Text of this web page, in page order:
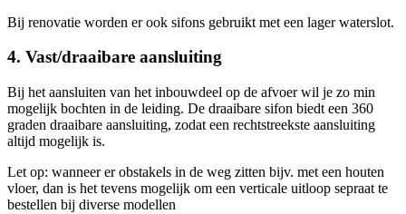
Bij renovatie worden er ook sifons gebruikt met een lager waterslot.
4. Vast/draaibare aansluiting
Bij het aansluiten van het inbouwdeel op de afvoer wil je zo min
mogelijk bochten in de leiding. De draaibare sifon biedt een 360
graden draaibare aansluiting, zodat een rechtstreekste aansluiting
altijd mogelijk is.
Let op: wanneer er obstakels in de weg zitten bijv. met een houten
vloer, dan is het tevens mogelijk om een verticale uitloop sepraat te
bestellen bij diverse modellen